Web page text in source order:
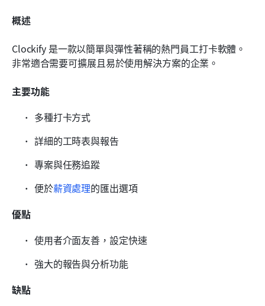
概述
Clockify 是一款以簡單與彈性著稱的熱門員工打卡軟體。
非常適合需要可擴展且易於使用解決方案的企業。
主要功能
多種打卡方式
詳細的工時表與報告
專案與任務追蹤
便於薪資處理的匯出選項
優點
使用者介面友善，設定快速
強大的報告與分析功能
缺點